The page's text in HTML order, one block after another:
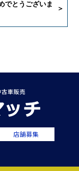
とうございま
店舗募集